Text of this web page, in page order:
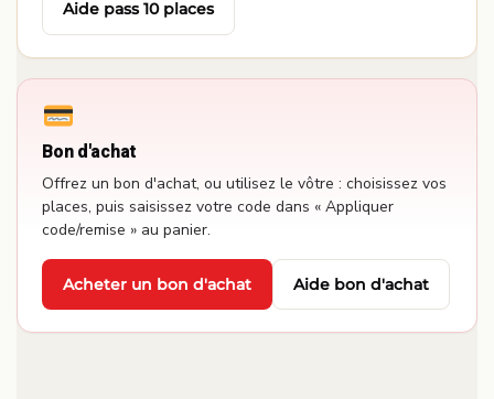
Aide pass 10 places
Bon d'achat
Offrez un bon d'achat, ou utilisez le vôtre : choisissez vos
places, puis saisissez votre code dans « Appliquer
code/remise » au panier.
Acheter un bon d'achat
·
Aide bon d'achat